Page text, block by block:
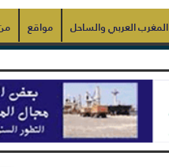
المغرب العربي والساحل مواقع